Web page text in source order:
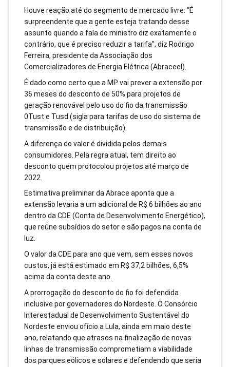
Houve reação até do segmento de mercado livre. “É
surpreendente que a gente esteja tratando desse
assunto quando a fala do ministro diz exatamente o
contrário, que é preciso reduzir a tarifa”, diz Rodrigo
Ferreira, presidente da Associação dos
Comercializadores de Energia Elétrica (Abraceel).
É dado como certo que a MP vai prever a extensão por
36 meses do desconto de 50% para projetos de
geração renovável pelo uso do fio da transmissão
0Tust e Tusd (sigla para tarifas de uso do sistema de
transmissão e de distribuição).
A diferença do valor é dividida pelos demais
consumidores. Pela regra atual, tem direito ao
desconto quem protocolou projetos até março de
2022.
Estimativa preliminar da Abrace aponta que a
extensão levaria a um adicional de R$ 6 bilhões ao ano
dentro da CDE (Conta de Desenvolvimento Energético),
que reúne subsídios do setor e são pagos na conta de
luz.
O valor da CDE para ano que vem, sem esses novos
custos, já está estimado em R$ 37,2 bilhões, 6,5%
acima da conta deste ano.
A prorrogação do desconto do fio foi defendida
inclusive por governadores do Nordeste. O Consórcio
Interestadual de Desenvolvimento Sustentável do
Nordeste enviou ofício a Lula, ainda em maio deste
ano, relatando que atrasos na finalização de novas
linhas de transmissão comprometiam a viabilidade
dos parques eólicos e solares e defendendo que seria